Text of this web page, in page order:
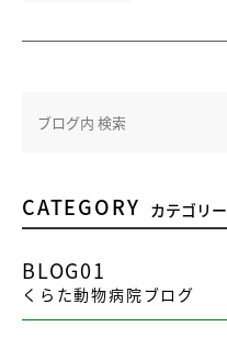
CATEGORY カテゴリー
BLOG01
くらた動物病院ブログ